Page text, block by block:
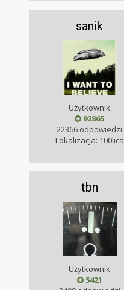
sanik
Użytkownik
92865
22366 odpowiedzi
Lokalizacja: 100lica
tbn
Użytkownik
5421